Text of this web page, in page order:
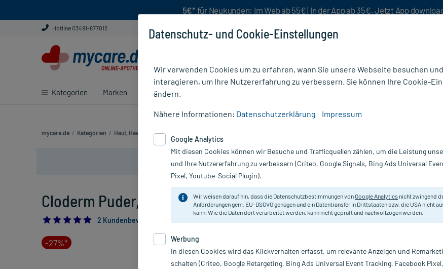
5€* für Neukunden: Im Web ab 55€ | In der App ab 35€. Jetzt App
Hotline 03491-877012
Kategorien Marken Ratgeber
mycare.de / Kategorien / Haut, Haare & Nägel
Nur für kurze Zeit:Gratis-Versand* ab 19€
Cloderm Puder, 30 g
5.0
2 Kundenbewertungen*
-27%*
Zur Unterstützung der
Darreichung:
Hersteller:
Datenschutz- und Cookie-Einstellungen
Wir verwenden Cookies um zu erfahren, wann Sie unsere Webseite besuchen
interagieren, um Ihre Nutzererfahrung zu verbessern. Sie können Ihre Cookie-
ändern.
Nähere Informationen: Datenschutzerklärung Impressum
Google Analytics
Mit diesen Cookies können wir Besuche und Trafficquellen zählen, um die Leistung
und Ihre Nutzererfahrung zu verbessern (Criteo, Google Signals, Bing Ads Universal
Pixel, Youtube-Social Plugin).
Wir weisen darauf hin, dass die Datenschutzbestimmungen vonGoogle Analytics nicht zwingend
Anforderungen gem. EU-DSGVO genügen und ein Datentransfer in Drittstaaten bzw. die USA nicht
kann. Wie die Daten dort verarbeitet werden, kann nicht geprüft und nachvollzogen werden.
Werbung
In diesen Cookies wird das Klickverhalten erfasst, um relevante Anzeigen und
schalten (Criteo, Google Retargeting, Bing Ads Universal Event Tracking, Facebook